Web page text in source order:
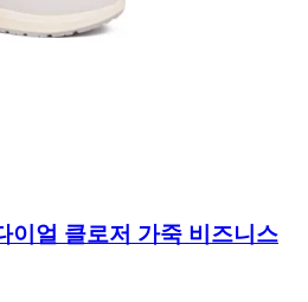
이얼 클로저 가죽 비즈니스